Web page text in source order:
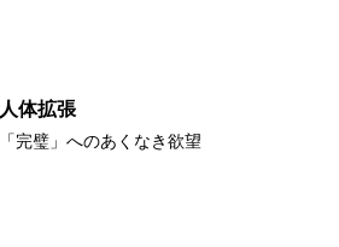
人体拡張
「完璧」へのあくなき欲望